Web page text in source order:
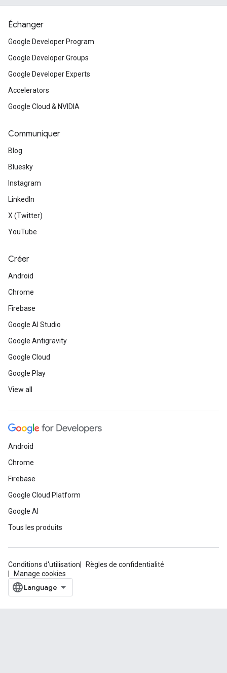
Échanger
Google Developer Program
Google Developer Groups
Google Developer Experts
Accelerators
Google Cloud & NVIDIA
Communiquer
Blog
Bluesky
Instagram
LinkedIn
X (Twitter)
YouTube
Créer
Android
Chrome
Firebase
Google AI Studio
Google Antigravity
Google Cloud
Google Play
View all
Android
Chrome
Firebase
Google Cloud Platform
Google AI
Tous les produits
Conditions d'utilisation
Règles de confidentialité
Manage cookies